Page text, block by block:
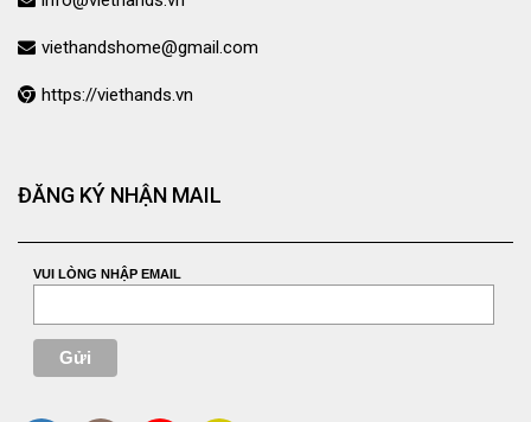
viethandshome@gmail.com
https://viethands.vn
ĐĂNG KÝ NHẬN MAIL
VUI LÒNG NHẬP EMAIL